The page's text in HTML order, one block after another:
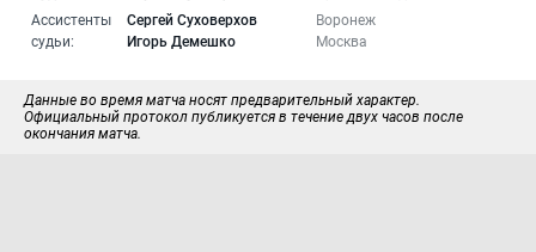
Ассистенты
судьи:
Сергей Суховерхов
Воронеж
Игорь Демешко
Москва
Данные во время матча носят предварительный характер.
Официальный протокол публикуется в течение двух часов после
окончания матча.